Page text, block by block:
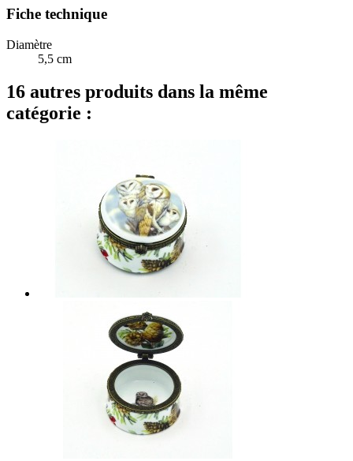
Fiche technique
Diamètre
5,5 cm
16 autres produits dans la même
catégorie :